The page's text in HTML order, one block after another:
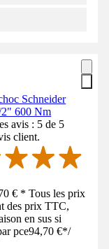
Schneider
2" 600 Nm
avis : 5 de 5
client.
€ * Tous les prix
des prix TTC,
en sus si
pce94,70 €*/